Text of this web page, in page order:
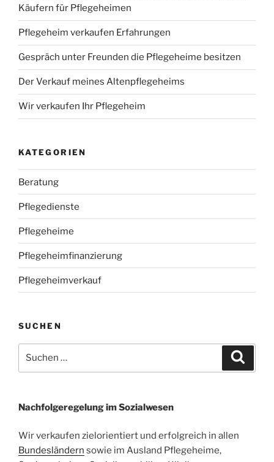
Käufern für Pflegeheimen
Pflegeheim verkaufen Erfahrungen
Gespräch unter Freunden die Pflegeheime besitzen
Der Verkauf meines Altenpflegeheims
Wir verkaufen Ihr Pflegeheim
KATEGORIEN
Beratung
Pflegedienste
Pflegeheime
Pflegeheimfinanzierung
Pflegeheimverkauf
SUCHEN
nach:
Nachfolgeregelung im Sozialwesen
Wir verkaufen zielorientiert und erfolgreich in allen
Bundesländern sowie im Ausland Pflegeheime,